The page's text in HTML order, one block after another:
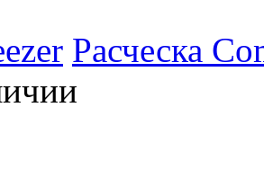
Расческа